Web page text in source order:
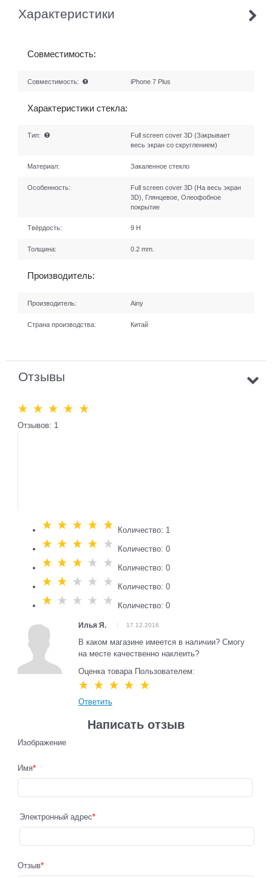
Характеристики
Совместимость:
Совместимость: iPhone 7 Plus
Характеристики стекла:
Тип:
Full screen cover 3D (Закрывает
весь экран со скруглением)
Материал: Закаленное стекло
Особенность:
Full screen cover 3D (На весь экран
3D), Глянцевое, Олеофобное
покрытие
Твёрдость: 9 H
Толщина: 0.2 mm.
Производитель:
Производитель: Ainy
Страна производства: Китай
Отзывы
Отзывов: 1
Количество: 1
Количество: 0
Количество: 0
Количество: 0
Количество: 0
Илья Я. 17.12.2016
В каком магазине имеется в наличии? Смогу
на месте качественно наклеить?
Оценка товара Пользователем:
Ответить
Написать отзыв
Изображение
Имя
Электронный адрес
Отзыв